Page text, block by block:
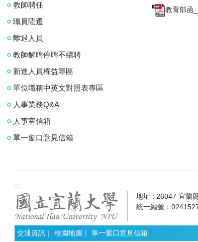
教師聘任
職員陞遷
離退人員
教師解聘停聘不續聘
新進人員權益專區
單位職稱中英文對照表專區
人事業務Q&A
人事室信箱
單一窗口意見信箱
教育部函
:::
地址 : 26047 宜蘭
統一編號：
交通資訊 ｜ 校園地圖 ｜ 單一窗口意見信箱